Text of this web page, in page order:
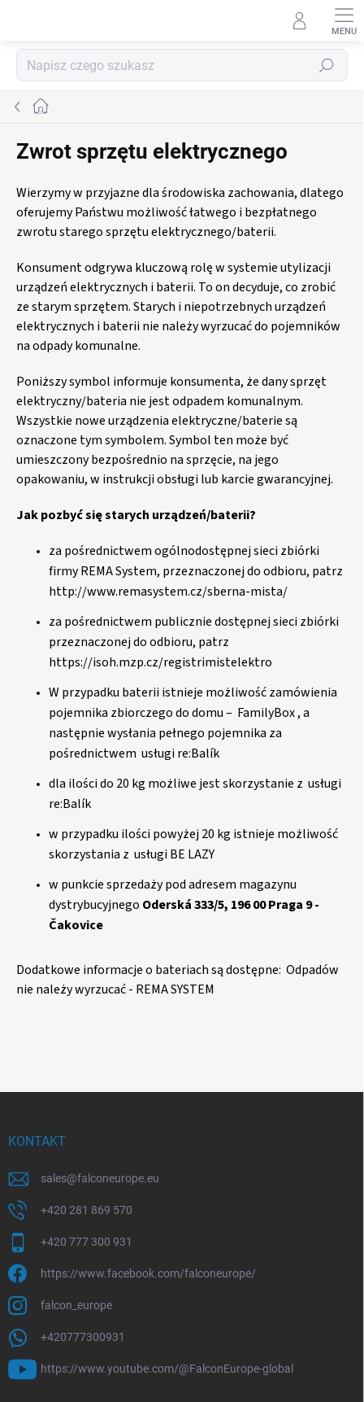
Szukaj
Home
Zwrot sprzętu elektrycznego
Wierzymy w przyjazne dla środowiska zachowania, dlatego
oferujemy Państwu możliwość łatwego i bezpłatnego
zwrotu starego sprzętu elektrycznego/baterii.
Konsument odgrywa kluczową rolę w systemie utylizacji
urządzeń elektrycznych i baterii. To on decyduje, co zrobić
ze starym sprzętem. Starych i niepotrzebnych urządzeń
elektrycznych i baterii nie należy wyrzucać do pojemników
na odpady komunalne.
Poniższy symbol informuje konsumenta, że ​​dany sprzęt
elektryczny/bateria nie jest odpadem komunalnym.
Wszystkie nowe urządzenia elektryczne/baterie są
oznaczone tym symbolem. Symbol ten może być
umieszczony bezpośrednio na sprzęcie, na jego
opakowaniu, w instrukcji obsługi lub karcie gwarancyjnej.
Jak pozbyć się starych urządzeń/baterii?
za pośrednictwem ogólnodostępnej sieci zbiórki
firmy REMA System, przeznaczonej do odbioru, patrz
http://www.remasystem.cz/sberna-mista/
za pośrednictwem publicznie dostępnej sieci zbiórki
przeznaczonej do odbioru, patrz
https://isoh.mzp.cz/registrimistelektro
W przypadku baterii istnieje możliwość zamówienia
pojemnika zbiorczego do domu – FamilyBox, a
następnie wysłania pełnego pojemnika za
pośrednictwem usługire:Balík
dla ilości do 20 kg możliwe jest skorzystanie z usługi
re:Balík
w przypadku ilości powyżej 20 kg istnieje możliwość
skorzystania z usługiBE LAZY
w punkcie sprzedaży pod adresem magazynu
dystrybucyjnego Oderská 333/5, 196 00 Praga 9 -
Čakovice
Dodatkowe informacje o bateriach są dostępne: Odpadów
nie należy wyrzucać - REMA SYSTEM
KONTAKT
sales@falconeurope.eu
+420 281 869 570
+420 777 300 931
https://www.facebook.com/falconeurope/
falcon_europe
+420777300931
https://www.youtube.com/@FalconEurope-global